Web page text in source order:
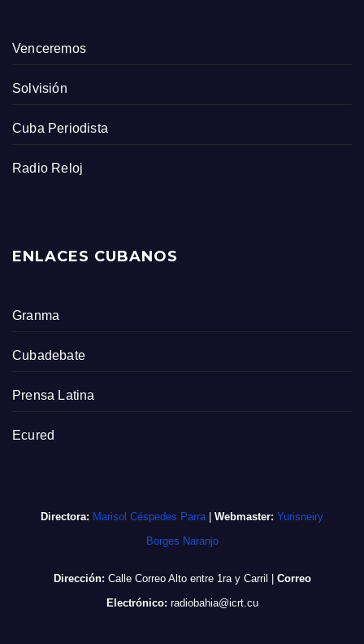
Venceremos
Solvisión
Cuba Periodista
Radio Reloj
ENLACES CUBANOS
Granma
Cubadebate
Prensa Latina
Ecured
Directora: Marisol Céspedes Parra| Webmaster: Yurisneiry
Borges Naranjo
Dirección: Calle Correo Alto entre 1ra y Carril
Correo
Electrónico: radiobahia@icrt.cu